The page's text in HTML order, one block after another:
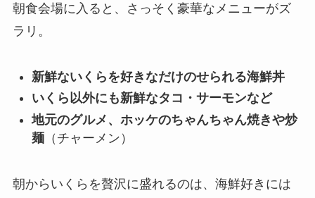
朝食会場に入ると、さっそく豪華なメニューがズ
ラリ。
新鮮ないくらを好きなだけのせられる海鮮丼
いくら以外にも新鮮なタコ・サーモンなど
地元のグルメ、ホッケのちゃんちゃん焼きや炒
麺（チャーメン）
朝からいくらを贅沢に盛れるのは、海鮮好きには